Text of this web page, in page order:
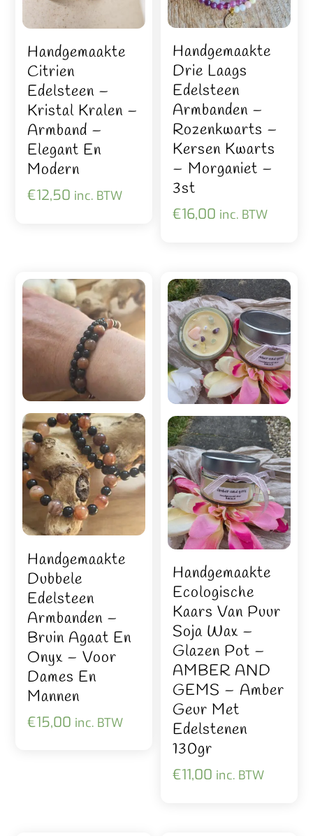
Handgemaakte
Citrien
Edelsteen –
Kristal Kralen –
Armband –
Elegant En
Modern
€12,50 inc. BTW
Handgemaakte
Drie Laags
Edelsteen
Armbanden –
Rozenkwarts –
Kersen Kwarts
– Morganiet –
3st
€16,00 inc. BTW
Handgemaakte
Dubbele
Edelsteen
Armbanden –
Bruin Agaat En
Onyx – Voor
Dames En
Mannen
€15,00 inc. BTW
Handgemaakte
Ecologische
Kaars Van Puur
Soja Wax –
Glazen Pot –
AMBER AND
GEMS – Amber
Geur Met
Edelstenen
130gr
€11,00 inc. BTW